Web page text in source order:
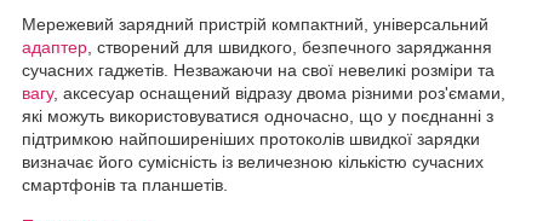
Мережевий зарядний пристрій компактний, універсальний
адаптер , створений для швидкого, безпечного заряджання
сучасних гаджетів. Незважаючи на свої невеликі розміри та
вагу, аксесуар оснащений відразу двома різними роз'ємами,
які можуть використовуватися одночасно, що у поєднанні з
підтримкою найпоширеніших протоколів швидкої зарядки
визначає його сумісність із величезною кількістю сучасних
смартфонів та планшетів.